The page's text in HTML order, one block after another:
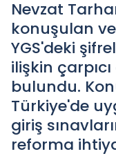
Nevzat
konuşulan
YGS'deki
ilişkin
bulundu.
Türkiye'de
giriş
reforma